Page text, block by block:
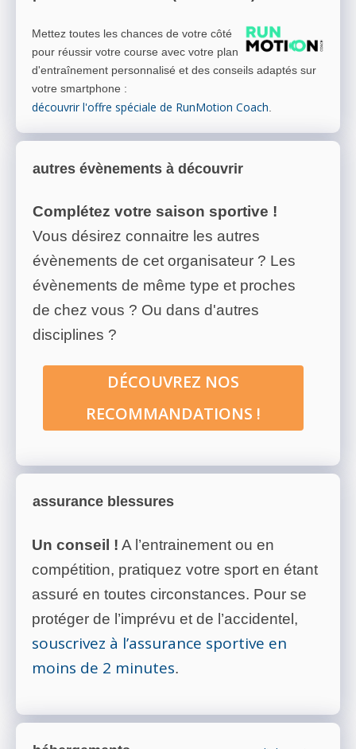
Mettez toutes les chances de votre côté
pour réussir votre course avec votre plan
d'entraînement personnalisé et des conseils adaptés sur
votre smartphone :
découvrir l'offre spéciale de RunMotion Coach.
autres évènements à découvrir
Complétez votre saison sportive !
Vous désirez connaitre les autres
évènements de cet organisateur ? Les
évènements de même type et proches
de chez vous ? Ou dans d'autres
disciplines ?
DÉCOUVREZ NOS
RECOMMANDATIONS !
assurance blessures
Un conseil ! A l’entrainement ou en
compétition, pratiquez votre sport en étant
assuré en toutes circonstances. Pour se
protéger de l’imprévu et de l’accidentel,
souscrivez à l’assurance sportive en
moins de 2 minutes.